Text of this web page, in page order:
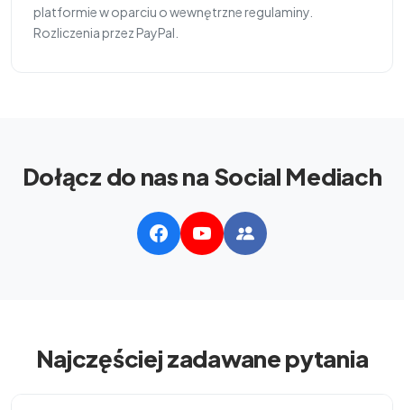
platformie w oparciu o wewnętrzne regulaminy.
Rozliczenia przez PayPal.
Dołącz do nas na Social Mediach
Najczęściej zadawane pytania